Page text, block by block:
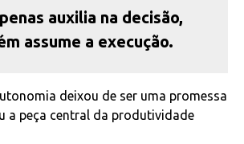
auxilia na decisão,
assume a execução.
deixou de ser uma promessa
a peça central da produtividade